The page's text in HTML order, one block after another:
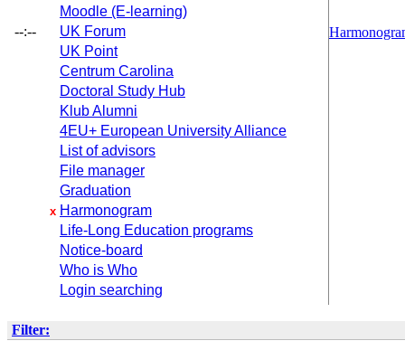
--:--
Moodle (E-learning)
UK Forum
UK Point
Centrum Carolina
Doctoral Study Hub
Klub Alumni
4EU+ European University Alliance
List of advisors
File manager
Graduation
x Harmonogram
Life-Long Education programs
Notice-board
Who is Who
Login searching
Filter: